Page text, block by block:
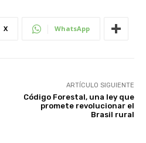
X WhatsApp
ARTÍCULO SIGUIENTE
Código Forestal, una ley que
promete revolucionar el
Brasil rural